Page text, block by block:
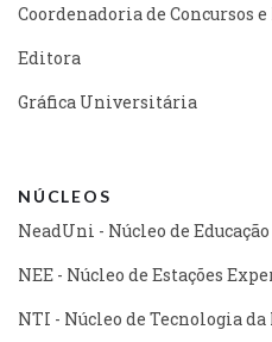
Coordenadoria de Concursos
Editora
Gráfica Universitária
NÚCLEOS
NeadUni - Núcleo de
NEE - Núcleo de Estações
NTI - Núcleo de Tecnologia